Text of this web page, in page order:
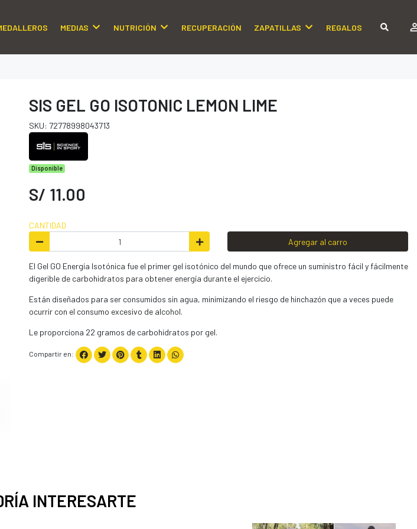
MEDIAS NUTRICIÓN RECUPERACIÓN ZAPATILLAS REGALOS
SIS GEL GO ISOTONIC LEMON LIME
SKU: 72778998043713
Disponible
S/ 11.00
CANTIDAD
Agregar al carro
El Gel GO Energía Isotónica fue el primer gel isotónico del mundo que ofrece un suministro fácil y fácilmente
digerible de carbohidratos para obtener energía durante el ejercicio.
Están diseñados para ser consumidos sin agua, minimizando el riesgo de hinchazón que a veces puede
ocurrir con el consumo excesivo de alcohol.
Le proporciona 22 gramos de carbohidratos por gel.
Compartir en:
INTERESARTE